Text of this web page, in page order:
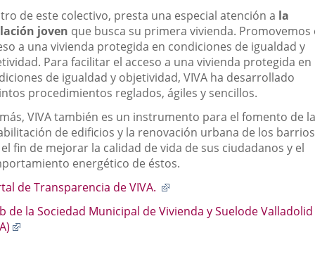
de este colectivo, presta una especial atención a la
joven que busca su primera vivienda. Promovemos
a una vivienda protegida en condiciones de igualdad y
Para facilitar el acceso a una vivienda protegida en
de igualdad y objetividad, VIVA ha desarrollado
procedimientos reglados, ágiles y sencillos.
VIVA también es un instrumento para el fomento de la
de edificios y la renovación urbana de los
fin de mejorar la calidad de vida de sus ciudadanos y el
energético de éstos.
de Transparencia de VIVA.
una
de la Sociedad Municipal de Vivienda y Suelode Valladolid